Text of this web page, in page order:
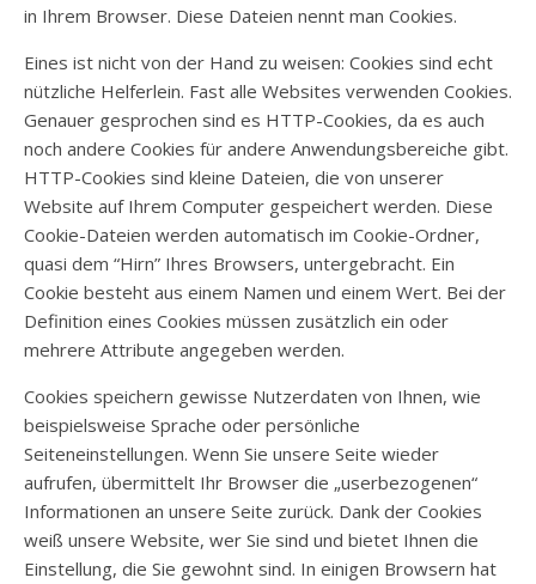
in Ihrem Browser. Diese Dateien nennt man Cookies.
Eines ist nicht von der Hand zu weisen: Cookies sind echt
nützliche Helferlein. Fast alle Websites verwenden Cookies.
Genauer gesprochen sind es HTTP-Cookies, da es auch
noch andere Cookies für andere Anwendungsbereiche gibt.
HTTP-Cookies sind kleine Dateien, die von unserer
Website auf Ihrem Computer gespeichert werden. Diese
Cookie-Dateien werden automatisch im Cookie-Ordner,
quasi dem “Hirn” Ihres Browsers, untergebracht. Ein
Cookie besteht aus einem Namen und einem Wert. Bei der
Definition eines Cookies müssen zusätzlich ein oder
mehrere Attribute angegeben werden.
Cookies speichern gewisse Nutzerdaten von Ihnen, wie
beispielsweise Sprache oder persönliche
Seiteneinstellungen. Wenn Sie unsere Seite wieder
aufrufen, übermittelt Ihr Browser die „userbezogenen“
Informationen an unsere Seite zurück. Dank der Cookies
weiß unsere Website, wer Sie sind und bietet Ihnen die
Einstellung, die Sie gewohnt sind. In einigen Browsern hat